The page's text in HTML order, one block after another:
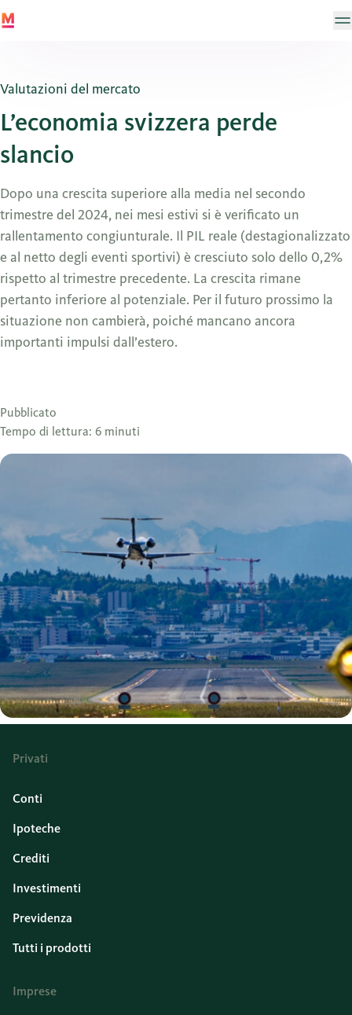
Valutazioni del mercato
L’economia svizzera perde
slancio
Dopo una crescita superiore alla media nel secondo
trimestre del 2024, nei mesi estivi si è verificato un
rallentamento congiunturale. Il PIL reale (destagionalizzato
e al netto degli eventi sportivi) è cresciuto solo dello 0,2%
rispetto al trimestre precedente. La crescita rimane
pertanto inferiore al potenziale. Per il futuro prossimo la
situazione non cambierà, poiché mancano ancora
importanti impulsi dall’estero.
Pubblicato
Tempo di lettura: 6 minuti
Privati
Conti
Ipoteche
Crediti
Investimenti
Previdenza
Tutti i prodotti
Imprese